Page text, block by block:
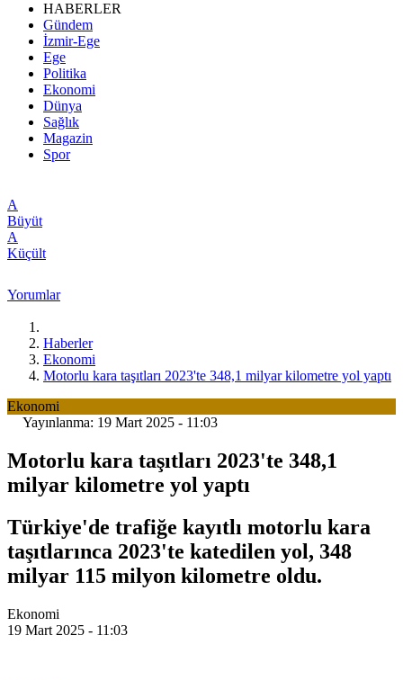
HABERLER
Gündem
İzmir-Ege
Ege
Politika
Ekonomi
Dünya
Sağlık
Magazin
Spor
A
Büyüt
A
Küçült
Yorumlar
Haberler
Ekonomi
Motorlu kara taşıtları 2023'te 348,1 milyar kilometre yol yaptı
Ekonomi
Yayınlanma: 19 Mart 2025 - 11:03
Motorlu kara taşıtları 2023'te 348,1
milyar kilometre yol yaptı
Türkiye'de trafiğe kayıtlı motorlu kara
taşıtlarınca 2023'te katedilen yol, 348
milyar 115 milyon kilometre oldu.
Ekonomi
19 Mart 2025 - 11:03